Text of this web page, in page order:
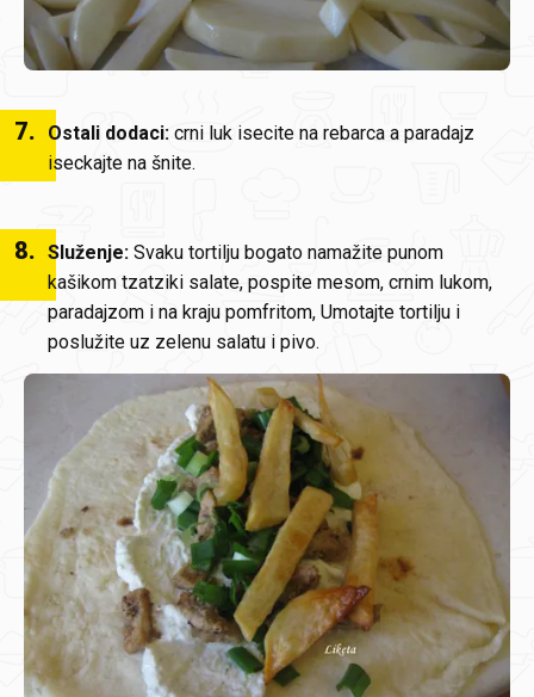
7. Ostali dodaci: crni luk isecite na rebarca a paradajz
iseckajte na šnite.
8. Služenje: Svaku tortilju bogato namažite punom
kašikom tzatziki salate, pospite mesom, crnim lukom,
paradajzom i na kraju pomfritom, Umotajte tortilju i
poslužite uz zelenu salatu i pivo.